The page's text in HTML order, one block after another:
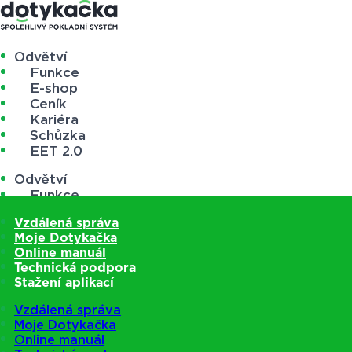
Odvětví
Funkce
E-shop
Ceník
Kariéra
Schůzka
EET 2.0
Odvětví
Funkce
Ceník
Kariéra
Schůzka
EET 2.0
Vzdálená správa
Moje Dotykačka
Online manuál
Technická podpora
Stažení aplikací
Vzdálená správa
Moje Dotykačka
Online manuál